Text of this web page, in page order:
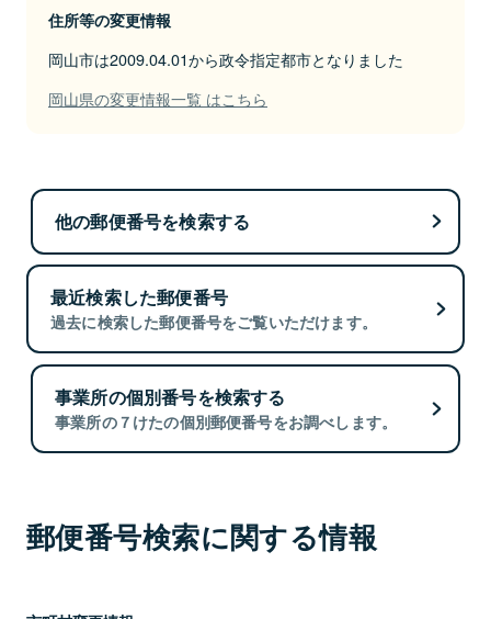
住所等の変更情報
岡山市は2009.04.01から政令指定都市となりました
岡山県の変更情報一覧 はこちら
他の郵便番号を検索する
最近検索した郵便番号
過去に検索した郵便番号をご覧いただけます。
事業所の個別番号を検索する
事業所の７けたの個別郵便番号をお調べします。
郵便番号検索に関する情報